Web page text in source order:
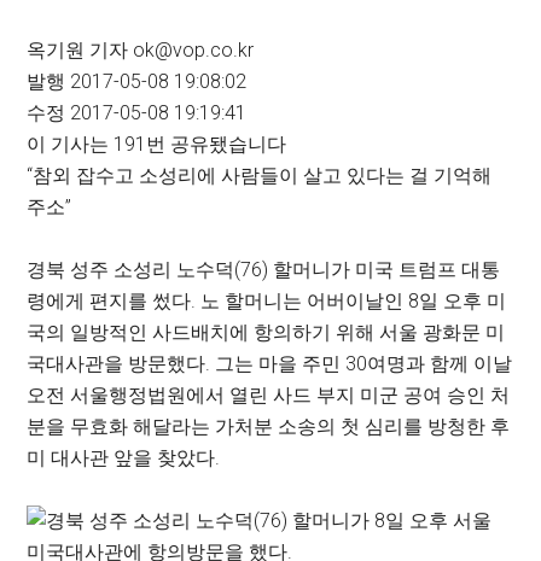
옥기원 기자 ok@vop.co.kr
발행 2017-05-08 19:08:02
수정 2017-05-08 19:19:41
이 기사는 191 번 공유됐습니다
“참외 잡수고 소성리에 사람들이 살고 있다는 걸 기억해
주소”
경북 성주 소성리 노수덕(76) 할머니가 미국 트럼프 대통
령에게 편지를 썼다. 노 할머니는 어버이날인 8일 오후 미
국의 일방적인 사드배치에 항의하기 위해 서울 광화문 미
국대사관을 방문했다. 그는 마을 주민 30여명과 함께 이날
오전 서울행정법원에서 열린 사드 부지 미군 공여 승인 처
분을 무효화 해달라는 가처분 소송의 첫 심리를 방청한 후
미 대사관 앞을 찾았다.